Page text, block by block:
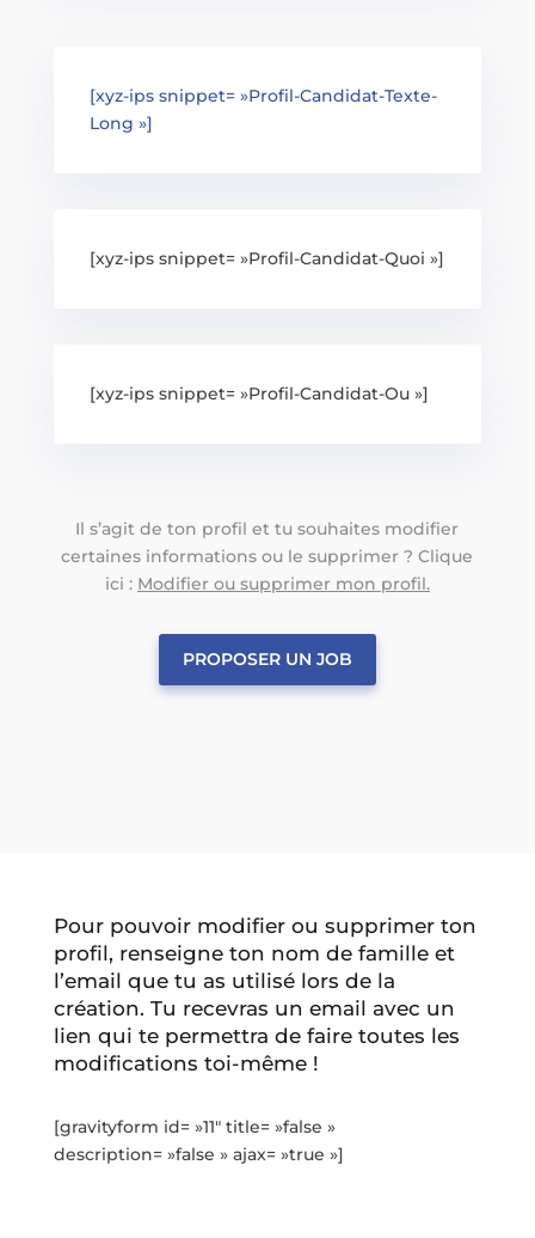
[xyz-ips snippet= »Profil-Candidat-Texte-
Long »]
[xyz-ips snippet= »Profil-Candidat-Quoi »]
[xyz-ips snippet= »Profil-Candidat-Ou »]
Il s’agit de ton profil et tu souhaites modifier
certaines informations ou le supprimer ? Clique
ici : Modifier ou supprimer mon profil.
PROPOSER UN JOB
Pour pouvoir modifier ou supprimer ton
profil, renseigne ton nom de famille et
l’email que tu as utilisé lors de la
création. Tu recevras un email avec un
lien qui te permettra de faire toutes les
modifications toi-même !
[gravityform id= »11″ title= »false »
description= »false » ajax= »true »]